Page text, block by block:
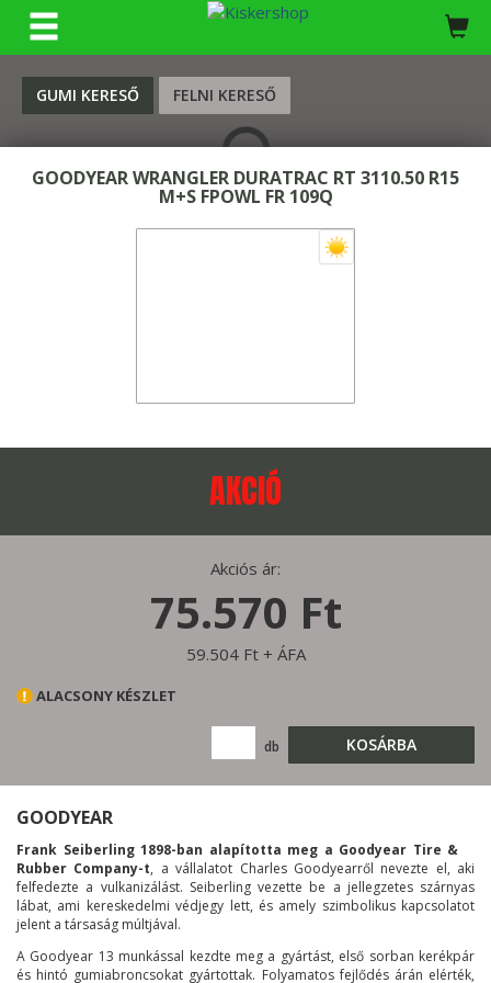
GUMI KERESŐ FELNI KERESŐ
GOODYEAR WRANGLER DURATRAC RT 3110.50 R15
M+S FPOWL FR 109Q
AKCIÓ
Akciós ár:
75.570 Ft
59.504 Ft + ÁFA
ALACSONY KÉSZLET
db KOSÁRBA
GOODYEAR
Frank Seiberling 1898-ban alapította meg a Goodyear Tire &
Rubber Company-t, a vállalatot Charles Goodyearről nevezte el, aki
felfedezte a vulkanizálást. Seiberling vezette be a jellegzetes szárnyas
lábat, ami kereskedelmi védjegy lett, és amely szimbolikus kapcsolatot
jelent a társaság múltjával.
A Goodyear 13 munkással kezdte meg a gyártást, első sorban kerékpár
és hintó gumiabroncsokat gyártottak. Folyamatos fejlődés árán elérték,